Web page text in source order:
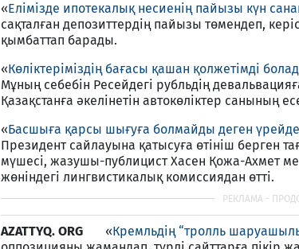
«Елімізде ипотекалық несиенің пайызы күн
сақталған депозиттердің пайызы төмендеп,
қымбаттап барады.
«Көліктеріміздің бағасы қашан қолжетімді
Мұның себебін Ресейдегі рубльдің
Қазақстанға әкелінетін автокөліктер санының
«Басшыға қарсы шығуға болмайды деген
Президент сайлауына қатысуға өтініш берген
мүшесі, жазушы-публицист Хасен Қожа-Ахмет
жөніндегі лингвистикалық комиссиядан өтті.
AZATTYQ. ORG «Кремльдің “тролль